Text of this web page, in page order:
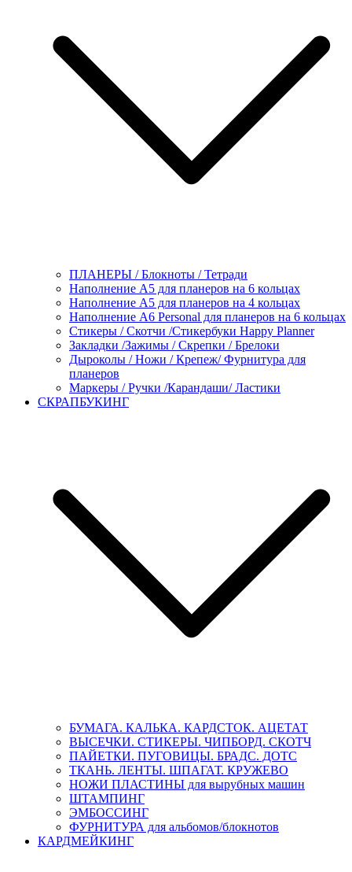
ПЛАНЕРЫ / Блокноты / Тетради
Наполнение А5 для планеров на 6 кольцах
Наполнение А5 для планеров на 4 кольцах
Наполнение А6 Personal для планеров на 6 кольцах
Стикеры / Скотчи /Стикербуки Happy Planner
Закладки /Зажимы / Скрепки / Брелоки
Дыроколы / Ножи / Крепеж/ Фурнитура для
планеров
Маркеры / Ручки /Карандаши/ Ластики
СКРАПБУКИНГ
БУМАГА. КАЛЬКА. КАРДСТОК. АЦЕТАТ
ВЫСЕЧКИ. СТИКЕРЫ. ЧИПБОРД. СКОТЧ
ПАЙЕТКИ. ПУГОВИЦЫ. БРАДС. ДОТС
ТКАНЬ. ЛЕНТЫ. ШПАГАТ. КРУЖЕВО
НОЖИ ПЛАСТИНЫ для вырубных машин
ШТАМПИНГ
ЭМБОССИНГ
ФУРНИТУРА для альбомов/блокнотов
КАРДМЕЙКИНГ